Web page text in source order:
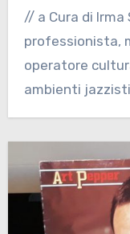
// a Cura di
professionista,
operatore
ambienti